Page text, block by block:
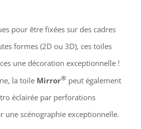
pour être fixées sur des cadres
formes (2D ou 3D), ces toiles
une décoration exceptionnelle !
la toile Mirror® peut également
éclairée par perforations
une scénographie exceptionnelle.